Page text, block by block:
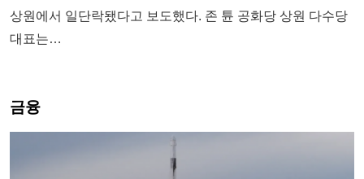
상원에서 일단락됐다고 보도했다. 존 튠 공화당 상원 다수당
대표는…
금융